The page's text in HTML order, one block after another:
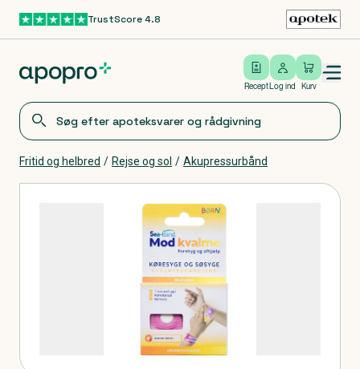
Gå til hovedindholdTrustScore 4.8
Recept
Log ind
Log ind Kurv
Open/close menu
Fritid og helbred / Rejse og sol / Akupressurbånd